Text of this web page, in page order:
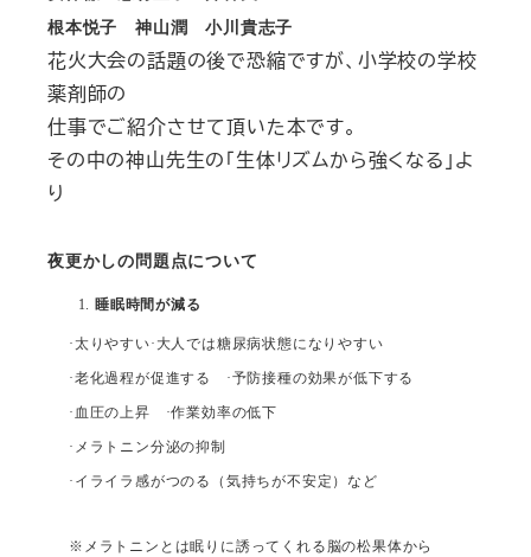
根本悦子 神山潤 小川貴志子
花火大会の話題の後で恐縮ですが、小学校の学校
薬剤師の
仕事でご紹介させて頂いた本です。
その中の神山先生の「生体リズムから強くなる」よ
り
夜更かしの問題点について
睡眠時間が減る
·太りやすい·大人では糖尿病状態になりやすい
·老化過程が促進する ·予防接種の効果が低下する
·血圧の上昇 ·作業効率の低下
·メラトニン分泌の抑制
·イライラ感がつのる（気持ちが不安定）など
※ メラトニンとは眠りに誘ってくれる脳の松果体から